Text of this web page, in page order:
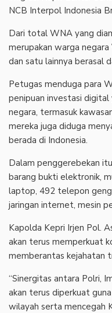
NCB Interpol Indonesia
‎Dari total WNA yang
merupakan warga
dan satu lainnya berasal
‎Petugas menduga para
penipuan investasi digital
negara, termasuk
mereka juga diduga
berada di Indonesia.
‎Dalam penggerebekan
barang bukti elektronik,
laptop, 492 telepon
jaringan internet, mesin
‎Kapolda Kepri Irjen Pol.
akan terus memperkuat
memberantas kejahatan
‎“Sinergitas antara Polri,
akan terus diperkuat
wilayah serta mencegah